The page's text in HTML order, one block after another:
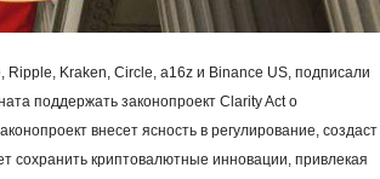
Kraken, Circle, a16z и Binance US, подписали
поддержать законопроект Clarity Act о
внесет ясность в регулирование, создаст
сохранить криптовалютные инновации, привлекая